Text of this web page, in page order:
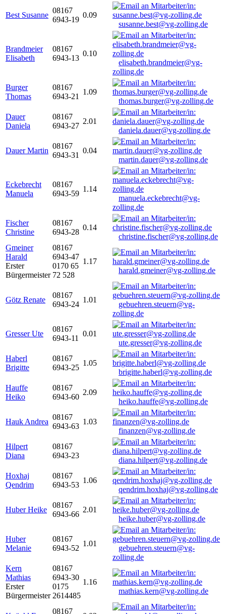
Best Susanne
08167
6943-19
0.09
susanne.best@vg-zolling.de
Brandmeier
Elisabeth
08167
6943-13
0.10
elisabeth.brandmeier@vg-
zolling.de
Burger
Thomas
08167
6943-21
1.09
thomas.burger@vg-zolling.de
Dauer
Daniela
08167
6943-27
2.01
daniela.dauer@vg-zolling.de
Dauer Martin
08167
6943-31
0.04
martin.dauer@vg-zolling.de
Eckebrecht
Manuela
08167
6943-59
1.14
manuela.eckebrecht@vg-
zolling.de
Fischer
Christine
08167
6943-28
0.14
christine.fischer@vg-zolling.de
Gmeiner
Harald
Erster
Bürgermeister
08167
6943-47
0170 65
72 528
1.17
harald.gmeiner@vg-zolling.de
Götz Renate
08167
6943-24
1.01
gebuehren.steuern@vg-
zolling.de
Gresser Ute
08167
6943-11
0.01
ute.gresser@vg-zolling.de
Haberl
Brigitte
08167
6943-25
1.05
brigitte.haberl@vg-zolling.de
Hauffe
Heiko
08167
6943-60
2.09
heiko.hauffe@vg-zolling.de
Hauk Andrea
08167
6943-63
1.03
finanzen@vg-zolling.de
Hilpert
Diana
08167
6943-23
diana.hilpert@vg-zolling.de
Hoxhaj
Qendrim
08167
6943-53
1.06
qendrim.hoxhaj@vg-zolling.de
Huber Heike
08167
6943-66
2.01
heike.huber@vg-zolling.de
Huber
Melanie
08167
6943-52
1.01
gebuehren.steuern@vg-
zolling.de
Kern
Mathias
Erster
Bürgermeister
08167
6943-30
0175
2614485
1.16
mathias.kern@vg-zolling.de
08167